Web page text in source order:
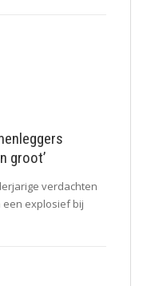
groot’
verdachten
explosief bij